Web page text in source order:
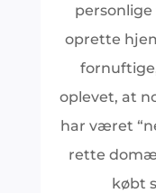
oprette
oplevet, at
har været
rette
købt